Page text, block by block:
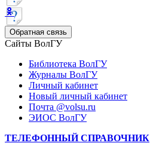
Обратная связь
Сайты ВолГУ
Библиотека ВолГУ
Журналы ВолГУ
Личный кабинет
Новый личный кабинет
Почта @volsu.ru
ЭИОС ВолГУ
ТЕЛЕФОННЫЙ СПРАВОЧНИК